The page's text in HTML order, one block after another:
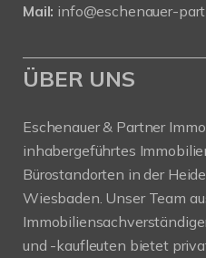
Mail: info@eschenauer-
ÜBER UNS
Eschenauer & Partner
inhabergeführtes
Bürostandorten in der
Wiesbaden. Unser Team
und -kaufleuten bietet